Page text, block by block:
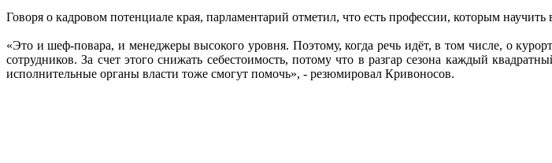
Говоря о кадровом потенциале края, парламентарий отметил, что есть профессии, которым
«Это и шеф-повара, и менеджеры высокого уровня. Поэтому, когда речь идёт, в том числе, о
сотрудников. За счет этого снижать себестоимость, потому что в разгар сезона каждый
исполнительные органы власти тоже смогут помочь», - резюмировал Кривоносов.